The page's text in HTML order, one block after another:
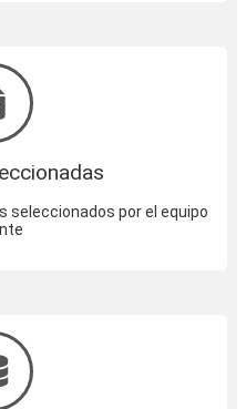
seleccionados por el equipo